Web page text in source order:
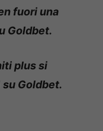
fuori una
Goldbet.
plus si
su Goldbet.